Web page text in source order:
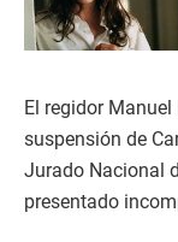
El regidor
suspensión de
Jurado Nacional
presentado